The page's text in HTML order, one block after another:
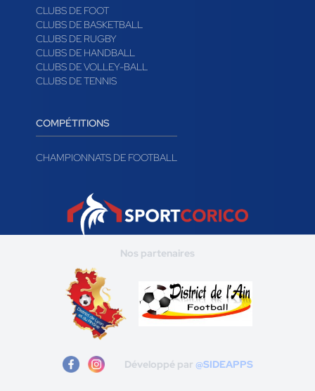
CLUBS DE FOOT
CLUBS DE BASKETBALL
CLUBS DE RUGBY
CLUBS DE HANDBALL
CLUBS DE VOLLEY-BALL
CLUBS DE TENNIS
COMPÉTITIONS
CHAMPIONNATS DE FOOTBALL
Nos partenaires
Développé par @SIDEAPPS